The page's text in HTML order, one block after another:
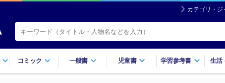
カテゴリ・ジ
コミック 一般書 児童書 学習参考書 生活